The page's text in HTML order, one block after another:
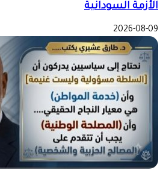
الأزمة السودانية
2026-08-09